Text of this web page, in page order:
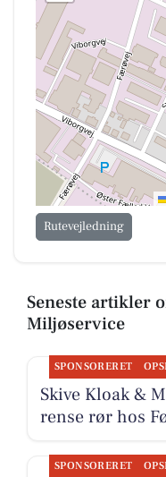
Rutevejledning
Seneste artikler
Miljøservice
SPONSORERET
Skive Kloak &
rense rør hos
SPONSORERET